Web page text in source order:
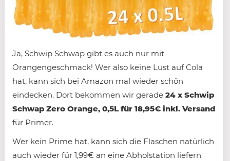
Ja, Schwip Schwap gibt es auch nur mit
Orangengeschmack! Wer also keine Lust auf Cola
hat, kann sich bei Amazon mal wieder schön
eindecken. Dort bekommen wir gerade 24 x Schwip
Schwap Zero Orange, 0,5L für 18,95€ inkl. Versand
für Primer.
Wer kein Prime hat, kann sich die Flaschen natürlich
auch wieder für 1,99€ an eine Abholstation liefern